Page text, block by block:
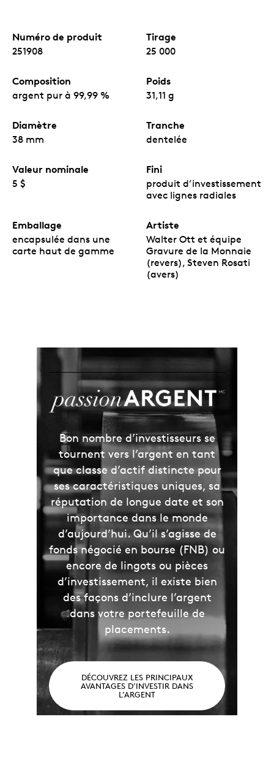
d’investissement
Feuille d’érable en argent
comporte des caractéristiques de sécurité de
pointe, comme des lignes radiales et notre
protégée.
Un tirage limité.
Le tirage mondial des pièces
d’investissement
Précieuse Feuille d’érable en
Aucune TPS ni TVH.
Numéro de produit
251908
Tirage
25 000
Composition
argent pur à 99,99 %
Poids
31,11 g
Diamètre
38 mm
Tranche
dentelée
Valeur nominale
5 $
Fini
produit d’investissement
avec lignes radiales
Emballage
encapsulée dans une
carte haut de gamme
Artiste
Walter Ott et équipe
Gravure de la Monnaie
(revers), Steven Rosati
(avers)
Bon nombre d’investisseurs se
tournent vers l’argent en tant
que classe d’actif distincte pour
ses caractéristiques uniques, sa
réputation de longue date et son
importance dans le monde
d’aujourd’hui. Qu’il s’agisse de
fonds négocié en bourse (FNB) ou
encore de lingots ou pièces
d’investissement, il existe bien
des façons d’inclure l’argent
dans votre portefeuille de
placements.
DÉCOUVREZ LES PRINCIPAUX
AVANTAGES D’INVESTIR DANS
L’ARGENT